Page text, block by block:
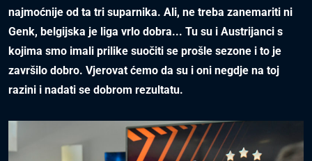
najmoćnije od ta tri suparnika. Ali, ne treba zanemariti ni
Genk, belgijska je liga vrlo dobra... Tu su i Austrijanci s
kojima smo imali prilike suočiti se prošle sezone i to je
završilo dobro. Vjerovat ćemo da su i oni negdje na toj
razini i nadati se dobrom rezultatu.